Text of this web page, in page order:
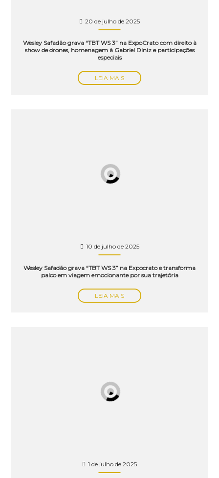
20 de julho de 2025
Wesley Safadão grava “TBT WS 3” na ExpoCrato com direito à
show de drones, homenagem à Gabriel Diniz e participações
especiais
LEIA MAIS
10 de julho de 2025
Wesley Safadão grava “TBT WS 3” na Expocrato e transforma
palco em viagem emocionante por sua trajetória
LEIA MAIS
1 de julho de 2025